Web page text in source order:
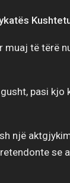
muaj të tërë
pasi kjo
një
se